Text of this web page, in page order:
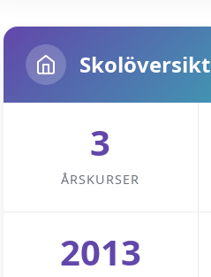
Skolöversikt
3
ÅRSKURSER
2013